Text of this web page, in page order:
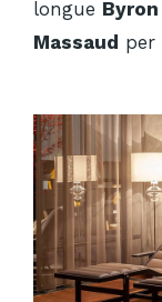
longue Byron
Massaud per